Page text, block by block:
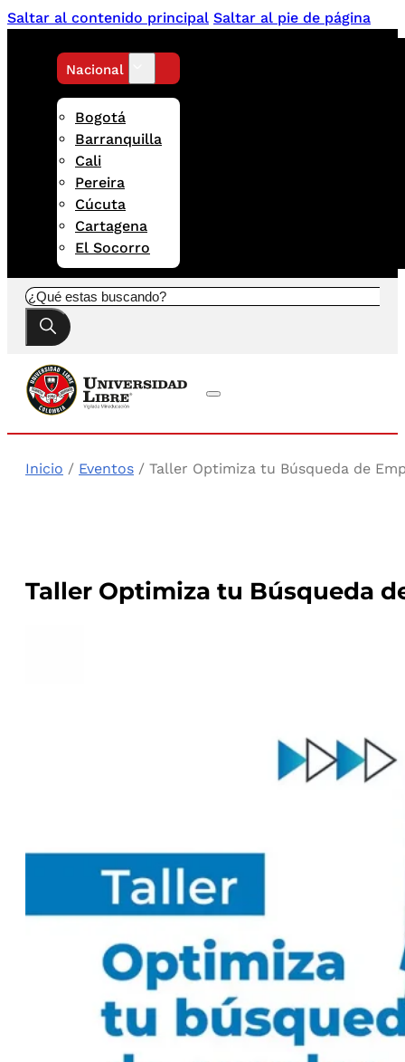
Saltar al contenido principal Saltar al pie de página
Nacional
Bogotá
Barranquilla
Cali
Pereira
Cúcuta
Cartagena
El Socorro
Buscar
Inicio / Eventos / Taller Optimiza tu Búsqueda de
Taller Optimiza tu Búsqueda